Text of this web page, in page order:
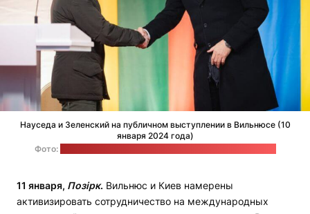
Науседа и Зеленский на публичном выступлении в Вильнюсе (10
января 2024 года)
Фото:
11 января, Позірк. Вильнюс и Киев намерены
активизировать сотрудничество на международных